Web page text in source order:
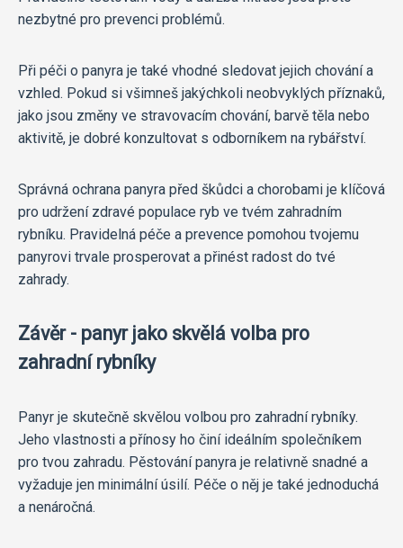
nezbytné pro prevenci problémů.
Při péči o panyra je také vhodné sledovat jejich chování a
vzhled. Pokud si všimneš jakýchkoli neobvyklých příznaků,
jako jsou změny ve stravovacím chování, barvě těla nebo
aktivitě, je dobré konzultovat s odborníkem na rybářství.
Správná ochrana panyra před škůdci a chorobami je klíčová
pro udržení zdravé populace ryb ve tvém zahradním
rybníku. Pravidelná péče a prevence pomohou tvojemu
panyrovi trvale prosperovat a přinést radost do tvé
zahrady.
Závěr - panyr jako skvělá volba pro
zahradní rybníky
Panyr je skutečně skvělou volbou pro zahradní rybníky.
Jeho vlastnosti a přínosy ho činí ideálním společníkem
pro tvou zahradu. Pěstování panyra je relativně snadné a
vyžaduje jen minimální úsilí. Péče o něj je také jednoduchá
a nenáročná.